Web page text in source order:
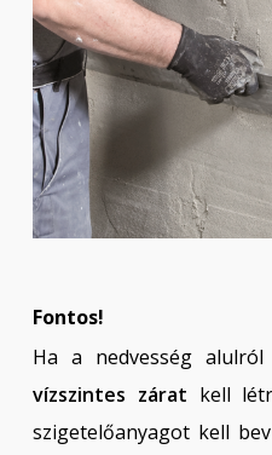
Fontos!
Ha a nedvesség
vízszintes zárat kell
szigetelőanyagot kell